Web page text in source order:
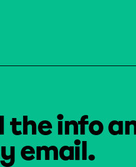
the info
email.